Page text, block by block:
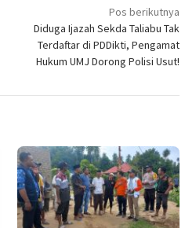
Pos berikutnya
Diduga Ijazah Sekda Taliabu Tak
Terdaftar di PDDikti, Pengamat
Hukum UMJ Dorong Polisi Usut!